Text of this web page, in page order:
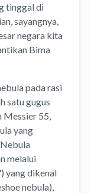
tinggal di
sayangnya,
negara kita
Bima
pada rasi
satu gugus
Messier 55,
yang
melalui
yang dikenal
nebula),